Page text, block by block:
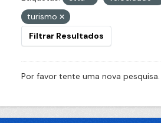
turismo
Filtrar Resultados
Por favor tente uma nova pesquisa.